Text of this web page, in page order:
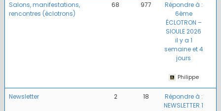
Salons, manifestations,
rencontres (éclotrons)
68 977
Répondre à :
6ème
ÉCLOTRON –
SIOULE 2026
il y a 1
semaine et 4
jours
Philippe
Newsletter 2 18
Répondre à :
NEWSLETTER 1